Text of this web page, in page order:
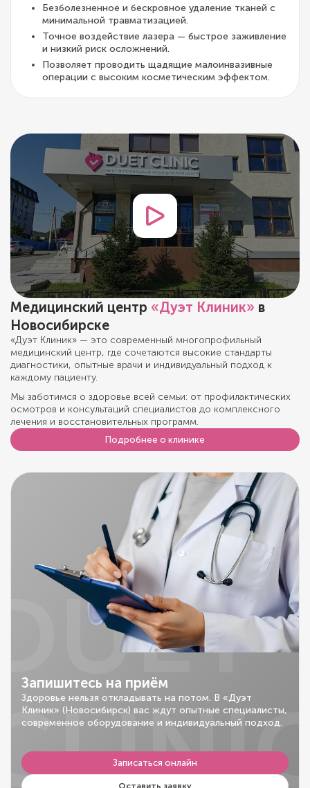
Безболезненное и бескровное удаление тканей с
минимальной травматизацией.
Точное воздействие лазера — быстрое заживление
и низкий риск осложнений.
Позволяет проводить щадящие малоинвазивные
операции с высоким косметическим эффектом.
Медицинский центр «Дуэт Клиник» в
Новосибирске
«Дуэт Клиник» — это современный многопрофильный
медицинский центр, где сочетаются высокие стандарты
диагностики, опытные врачи и индивидуальный подход к
каждому пациенту.
Мы заботимся о здоровье всей семьи: от профилактических
осмотров и консультаций специалистов до комплексного
лечения и восстановительных программ.
Подробнее о клинике
Запишитесь на приём
Здоровье нельзя откладывать на потом. В «Дуэт
Клиник» (Новосибирск) вас ждут опытные специалисты,
современное оборудование и индивидуальный подход.
Записаться онлайн
Оставить заявку